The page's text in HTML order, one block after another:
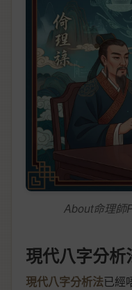
About命理師
現代八字分析
現代八字分析法已經